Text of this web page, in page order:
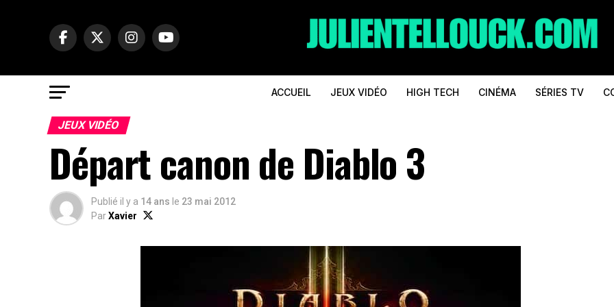
ACCUEIL JEUX VIDÉO HIGH TECH CINÉMA SÉRIES TV
JEUX VIDÉO
Départ canon de Diablo 3
Publié il y a 14 ans le 23 mai 2012
ParXavier